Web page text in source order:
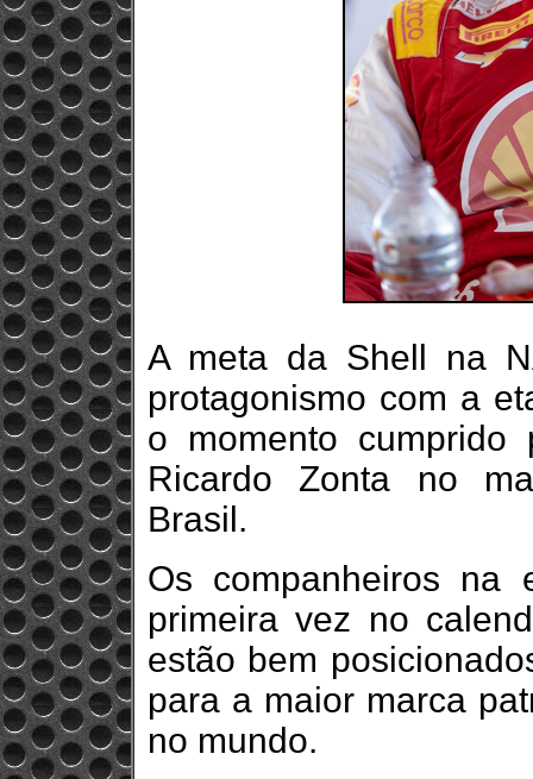
A meta da Shell na
protagonismo com a
o momento cumprido
Ricardo Zonta no
Brasil.
Os companheiros na
primeira vez no
estão bem
para a maior marca
no mundo.